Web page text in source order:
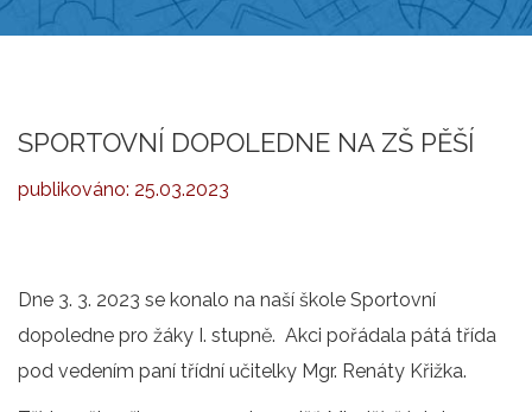
SPORTOVNÍ DOPOLEDNE NA ZŠ PĚŠÍ
publikováno: 25.03.2023
Dne 3. 3. 2023 se konalo na naší škole Sportovní
dopoledne pro žáky I. stupně. Akci pořádala pátá třída
pod vedením paní třídní učitelky Mgr. Renáty Křižka.